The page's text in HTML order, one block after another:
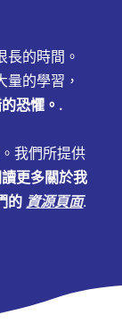
長的時間。
的學習，
恐懼。.
我們所提供
讀更多關於我
的資源頁面.